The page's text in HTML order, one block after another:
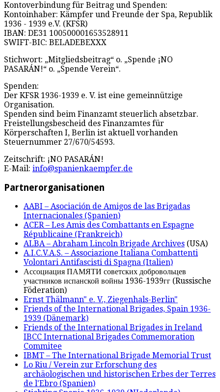
Kontoverbindung für Beitrag und Spenden:
Kontoinhaber: Kämpfer und Freunde der Spa, Republik
1936 - 1939 e.V. (KFSR)
IBAN: DE31 100500001653528911
SWIFT-BIC: BELADEBEXXX
Stichwort: „Mitgliedsbeitrag“ o. „Spende ¡NO
PASARÁN!“ o. „Spende Verein“.
Spenden:
Der KFSR 1936-1939 e. V. ist eine gemeinnützige
Organisation.
Spenden sind beim Finanzamt steuerlich absetzbar.
Freistellungsbescheid des Finanzamtes für
Körperschaften I, Berlin ist aktuell vorhanden
Steuernummer 27/670/54593.
Zeitschrift: ¡NO PASARÁN!
E-Mail: info@spanienkaempfer.de
Partnerorganisationen
AABI – Asociación de Amigos de las Brigadas
Internacionales (Spanien)
ACER – Les Amis des Combattants en Espagne
Républicaine (Frankreich)
ALBA – Abraham Lincoln Brigade Archives (USA)
A.I.C.V.A.S. – Associazione Italiana Combattenti
Volontari Antifascisti di Spagna (Italien)
Ассоциация ПАМЯТИ советских добровольцев
участников испанской войны 1936-1939гг (Russische
Föderation)
Ernst Thälmann" e. V., Ziegenhals-Berlin"
Friends of the International Brigades, Spain 1936-
1939 (Dänemark)
Friends of the International Brigades in Ireland
IBCC International Brigades Commemoration
Commitee
IBMT – The International Brigade Memorial Trust
Lo Riu / Verein zur Erforschung des
archäologischen und historischen Erbes der Terres
de l'Ebro (Spanien)